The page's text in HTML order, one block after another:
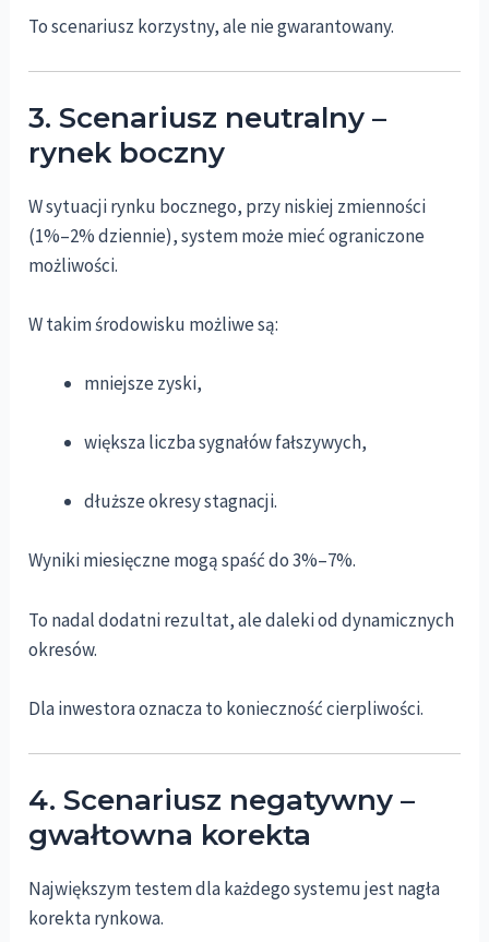
To scenariusz korzystny, ale nie gwarantowany.
3. Scenariusz neutralny –
rynek boczny
W sytuacji rynku bocznego, przy niskiej zmienności
(1%–2% dziennie), system może mieć ograniczone
możliwości.
W takim środowisku możliwe są:
mniejsze zyski,
większa liczba sygnałów fałszywych,
dłuższe okresy stagnacji.
Wyniki miesięczne mogą spaść do 3%–7%.
To nadal dodatni rezultat, ale daleki od dynamicznych
okresów.
Dla inwestora oznacza to konieczność cierpliwości.
4. Scenariusz negatywny –
gwałtowna korekta
Największym testem dla każdego systemu jest nagła
korekta rynkowa.